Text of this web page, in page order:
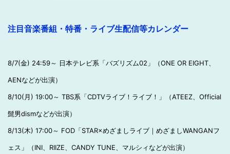
注目音楽番組・特番・ライブ生配信等カレンダー
8/7(金) 24:59～ 日本テレビ系「バズリズム02」（ONE OR EIGHT、
AENなどが出演）
8/10(月) 19:00～ TBS系「CDTVライブ！ライブ！」（ATEEZ、Official
髭男dismなどが出演）
8/13(木) 17:00～ FOD「STAR×めざましライブ｜めざましWANGANフ
ェス」（INI、RIIZE、CANDY TUNE、マルシィなどが出演）